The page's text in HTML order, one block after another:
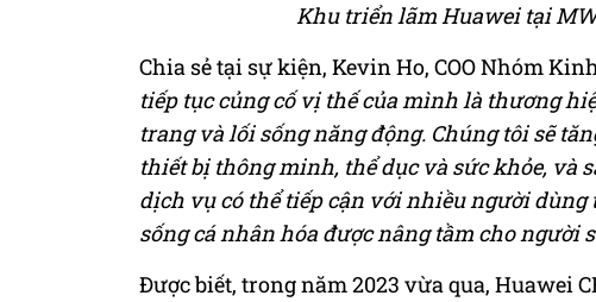
Khu triển lãm Huawei tại
Chia sẻ tại sự kiện, Kevin Ho, COO Nhóm
tiếp tục củng cố vị thế của mình là thương
trang và lối sống năng động. Chúng tôi sẽ
thiết bị thông minh, thể dục và sức khỏe, và
dịch vụ có thể tiếp cận với nhiều người
sống cá nhân hóa được nâng tầm cho người
Được biết, trong năm 2023 vừa qua, Huawei